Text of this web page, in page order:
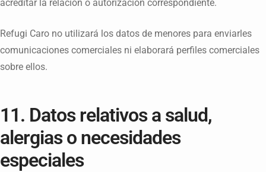
acreditar la relación o autorización correspondiente.
Refugi Caro no utilizará los datos de menores para enviarles
comunicaciones comerciales ni elaborará perfiles comerciales
sobre ellos.
11. Datos relativos a salud,
alergias o necesidades
especiales